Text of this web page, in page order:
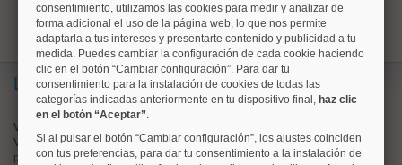
Lo más buscado
Valorar vivienda online
Vender piso
pisos en chamberí
consentimiento, utilizamos las cookies para medir y analizar de
forma adicional el uso de la página web, lo que nos permite
adaptarla a tus intereses y presentarte contenido y publicidad a tu
medida. Puedes cambiar la configuración de cada cookie haciendo
clic en el botón “Cambiar configuración”. Para dar tu
consentimiento para la instalación de cookies de todas las
categorías indicadas anteriormente en tu dispositivo final, haz clic
en el botón “Aceptar”.
Si al pulsar el botón “Cambiar configuración”, los ajustes coinciden
con tus preferencias, para dar tu consentimiento a la instalación de